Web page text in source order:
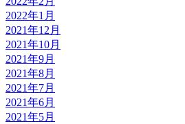
2022年1月
2021年12月
2021年10月
2021年9月
2021年8月
2021年7月
2021年6月
2021年5月